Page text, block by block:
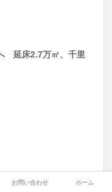
延床2.7万㎡、千里
お問い合わせ ホーム